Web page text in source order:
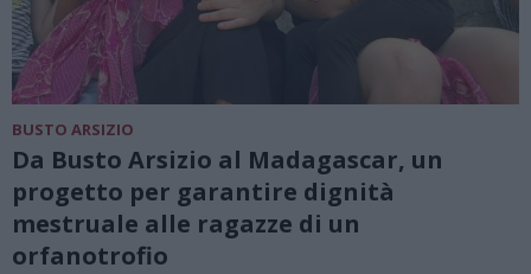
BUSTO ARSIZIO
Da Busto Arsizio al Madagascar, un
progetto per garantire dignità
mestruale alle ragazze di un
orfanotrofio